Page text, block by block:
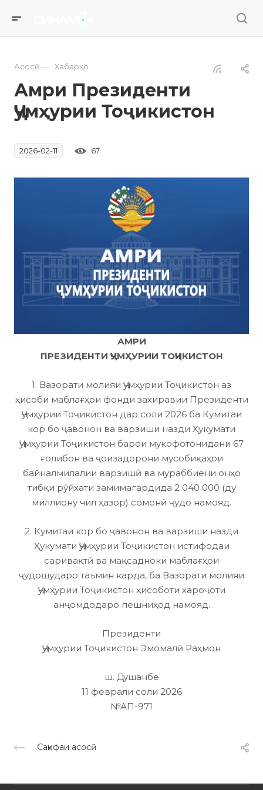
Асосӣ — Хабарҳо
Амри Президенти
Ҷумҳурии Тоҷикистон
2026-02-11 67
АМРИ
ПРЕЗИДЕНТИ ҶУМҲУРИИ ТОҶИКИСТОН
1. Вазорати молияи Ҷумҳурии Тоҷикистон аз
ҳисоби маблағҳои фонди захиравии Президенти
Ҷумҳурии Тоҷикистон дар соли 2026 ба Кумитаи
кор бо ҷавонон ва варзиши назди Ҳукумати
Ҷумҳурии Тоҷикистон барои мукофотонидани 67
ғолибон ва ҷоизадорони мусобиқаҳои
байналмилалии варзишӣ ва мураббиёни онҳо
тибқи рӯйхати замимагардида 2 040 000 (ду
миллиону чил ҳазор) сомонӣ ҷудо намояд.
2. Кумитаи кор бо ҷавонон ва варзиши назди
Ҳукумати Ҷумҳурии Тоҷикистон истифодаи
саривақтӣ ва мақсадноки маблағҳои
ҷудошударо таъмин карда, ба Вазорати молияи
Ҷумҳурии Тоҷикистон ҳисоботи хароҷоти
анҷомдодаро пешниҳод намояд.
Президенти
Ҷумҳурии Тоҷикистон Эмомалӣ Раҳмон
ш. Душанбе
11 феврали соли 2026
№АП-971
Саҳифаи асосӣ